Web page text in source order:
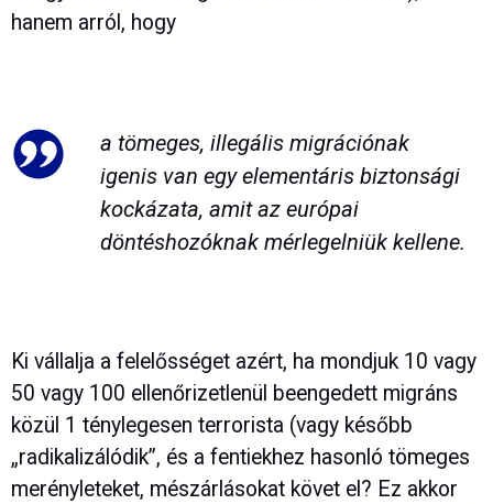
hanem arról, hogy
a tömeges, illegális migrációnak
igenis van egy elementáris biztonsági
kockázata, amit az európai
döntéshozóknak mérlegelniük kellene.
Ki vállalja a felelősséget azért, ha mondjuk 10 vagy
50 vagy 100 ellenőrizetlenül beengedett migráns
közül 1 ténylegesen terrorista (vagy később
„radikalizálódik”, és a fentiekhez hasonló tömeges
merényleteket, mészárlásokat követ el? Ez akkor